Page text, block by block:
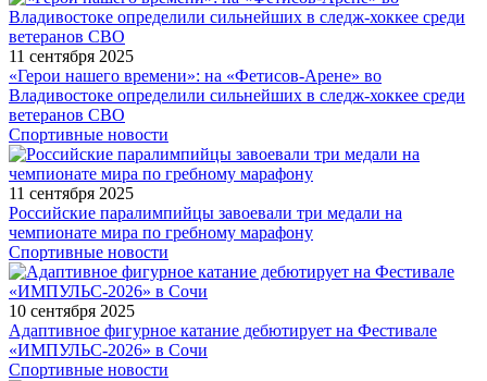
11 сентября 2025
«Герои нашего времени»: на «Фетисов-Арене» во
Владивостоке определили сильнейших в следж-хоккее среди
ветеранов СВО
Спортивные новости
11 сентября 2025
Российские паралимпийцы завоевали три медали на
чемпионате мира по гребному марафону
Спортивные новости
10 сентября 2025
Адаптивное фигурное катание дебютирует на Фестивале
«ИМПУЛЬС-2026» в Сочи
Спортивные новости